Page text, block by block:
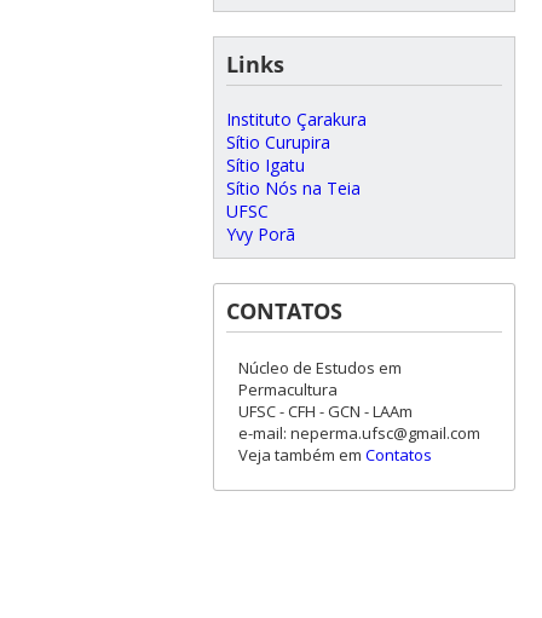
Links
Instituto Çarakura
Sítio Curupira
Sítio Igatu
Sítio Nós na Teia
UFSC
Yvy Porã
CONTATOS
Núcleo de Estudos em
Permacultura
UFSC - CFH - GCN - LAAm
e-mail: neperma.ufsc@gmail.com
Veja também em Contatos